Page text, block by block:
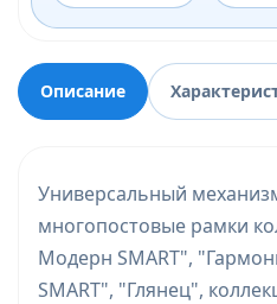
Описание
Универсальный
многопостовые рамки
Модерн SMART",
SMART", "Глянец",